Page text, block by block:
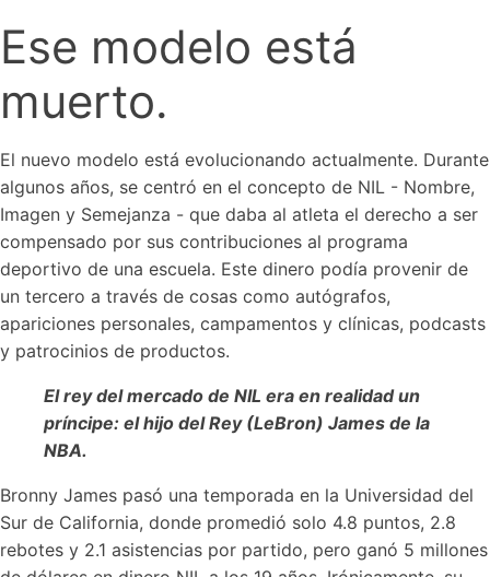
Ese modelo está
muerto.
El nuevo modelo está evolucionando actualmente. Durante
algunos años, se centró en el concepto de NIL - Nombre,
Imagen y Semejanza - que daba al atleta el derecho a ser
compensado por sus contribuciones al programa
deportivo de una escuela. Este dinero podía provenir de
un tercero a través de cosas como autógrafos,
apariciones personales, campamentos y clínicas, podcasts
y patrocinios de productos.
El rey del mercado de NIL era en realidad un
príncipe: el hijo del Rey (LeBron) James de la
NBA.
Bronny James pasó una temporada en la Universidad del
Sur de California, donde promedió solo 4.8 puntos, 2.8
rebotes y 2.1 asistencias por partido, pero ganó 5 millones